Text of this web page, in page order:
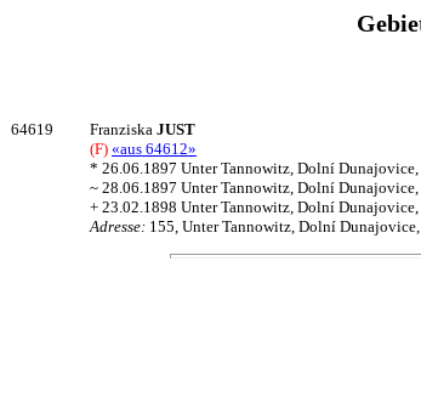
64619 Franziska JUST
(F) «aus 64612»
* 26.06.1897 Unter Tannowitz, Dolní
~ 28.06.1897 Unter Tannowitz, Dolní
+ 23.02.1898 Unter Tannowitz, Dolní
Adresse: 155, Unter Tannowitz, Dolní